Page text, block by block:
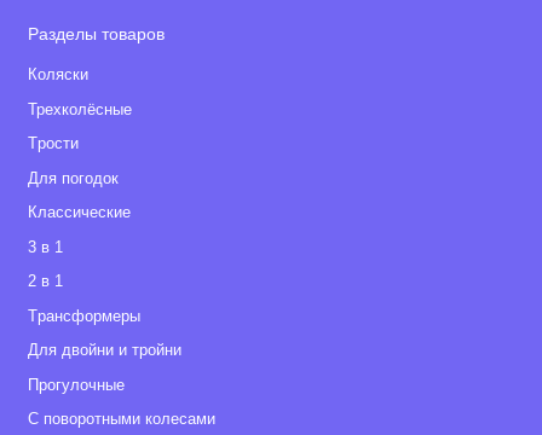
Разделы товаров
Коляски
Трехколёсные
Tрости
Для погодок
Классические
3 в 1
2 в 1
Tрансформеры
Для двойни и тройни
Прогулочные
С поворотными колесами